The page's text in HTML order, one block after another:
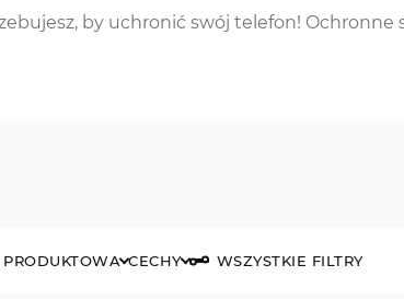
by uchronić swój telefon!
PRODUKTOWA CECHY WSZYSTKIE FILTRY